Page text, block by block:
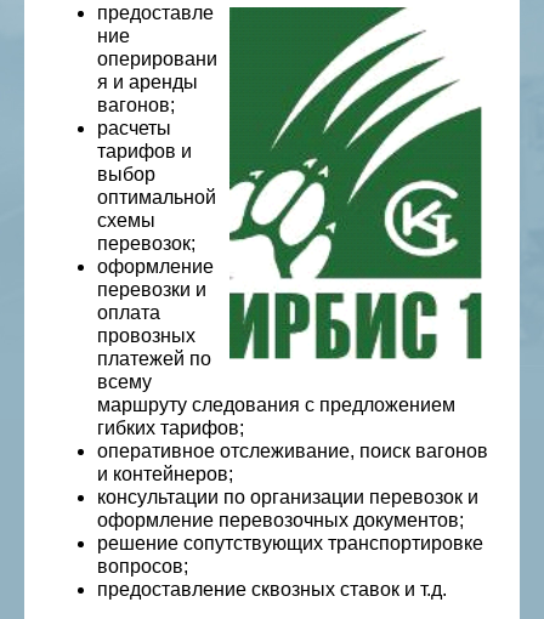
предоставле
ние
оперировани
я и аренды
вагонов;
расчеты
тарифов и
выбор
оптимальной
схемы
перевозок;
оформление
перевозки и
оплата
провозных
платежей по
всему
маршруту следования с предложением
гибких тарифов;
оперативное отслеживание, поиск вагонов
и контейнеров;
консультации по организации перевозок и
оформление перевозочных документов;
решение сопутствующих транспортировке
вопросов;
предоставление сквозных ставок и т.д.